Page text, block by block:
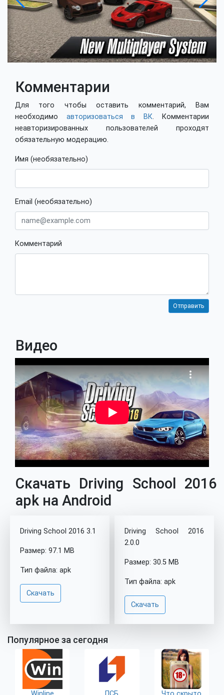
Комментарии
Для того чтобы оставить комментарий, Вам
необходимо авторизоваться в ВК. Комментарии
неавторизированных пользователей проходят
обязательную модерацию.
Имя (необязательно)
Email (необязательно)
Комментарий
Видео
Скачать Driving School 2016
apk на Android
Driving School 2016 3.1
Размер: 97.1 MB
Тип файла: apk
Скачать
Driving School 2016
2.0.0
Размер: 30.5 MB
Тип файла: apk
Скачать
Популярное за сегодня